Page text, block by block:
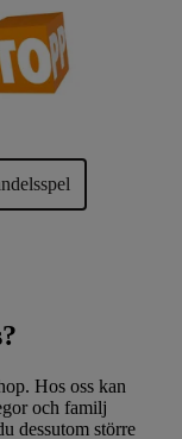
Hos oss kan
och familj
dessutom större